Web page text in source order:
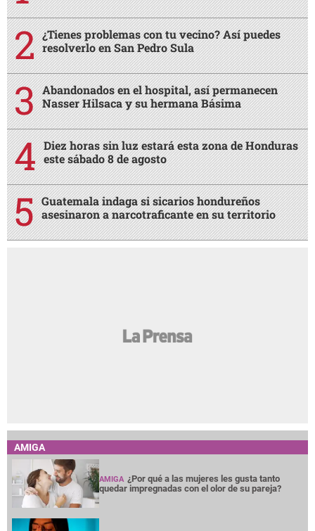
¿Tienes problemas con tu vecino? Así puedes
resolverlo en San Pedro Sula
Abandonados en el hospital, así permanecen
Nasser Hilsaca y su hermana Básima
Diez horas sin luz estará esta zona de Honduras
este sábado 8 de agosto
Guatemala indaga si sicarios hondureños
asesinaron a narcotraficante en su territorio
AMIGA
AMIGA ¿Por qué a las mujeres les gusta tanto
quedar impregnadas con el olor de su pareja?